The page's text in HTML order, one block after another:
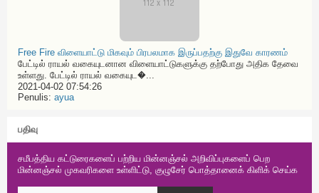
Free Fire விளையாட்டு மிகவும் பிரபலமாக இருப்பதற்கு இதுவே காரணம்
பேட்டில் ராயல் வகையுடனான விளையாட்டுகளுக்கு தற்போது அதிக தேவை
உள்ளது. பேட்டில் ராயல் வகையுட�...
2021-04-02 07:54:26
Penulis: ayua
பதிவு
சமீபத்திய கட்டுரைகளைப் பற்றிய மின்னஞ்சல் அறிவிப்புகளைப் பெற
மின்னஞ்சல் முகவரிகளை உள்ளிட்டு, குழுசேர் பொத்தானைக் கிளிக் செய்க